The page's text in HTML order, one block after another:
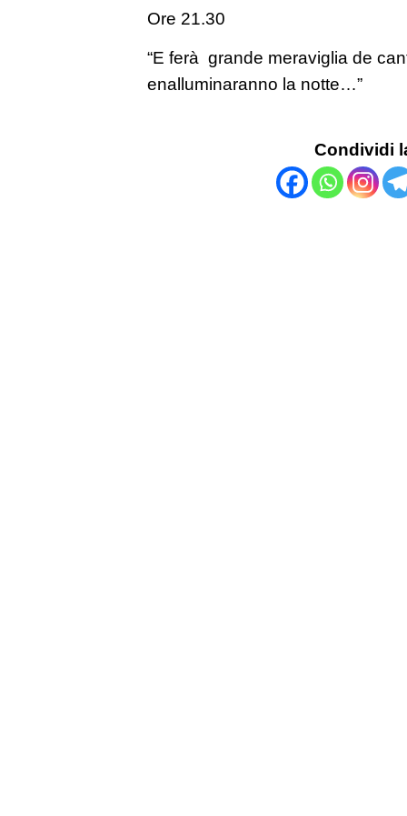
Ore 21.30
“E ferà grande meraviglia de
enalluminaranno la notte…”
Condividi